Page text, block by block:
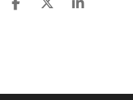
D
D
S